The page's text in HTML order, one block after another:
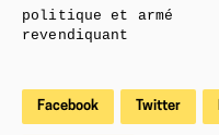
politique et armé
revendiquant
Facebook Twitter